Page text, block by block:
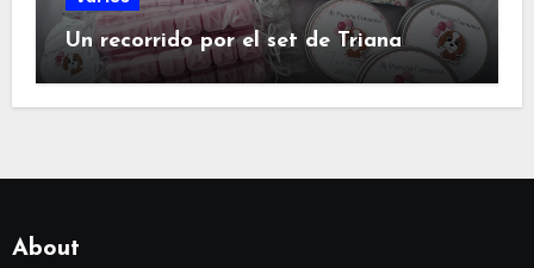
Un recorrido por el set de Triana
About